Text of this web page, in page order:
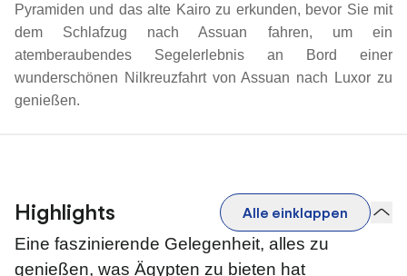
Pyramiden und das alte Kairo zu erkunden, bevor Sie mit
dem Schlafzug nach Assuan fahren, um ein
atemberaubendes Segelerlebnis an Bord einer
wunderschönen Nilkreuzfahrt von Assuan nach Luxor zu
genießen.
Highlights Alle einklappen
Eine faszinierende Gelegenheit, alles zu
genießen, was Ägypten zu bieten hat